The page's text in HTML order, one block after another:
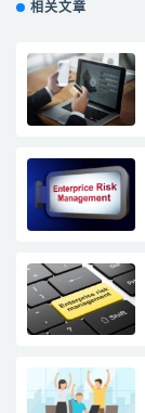
相关文章